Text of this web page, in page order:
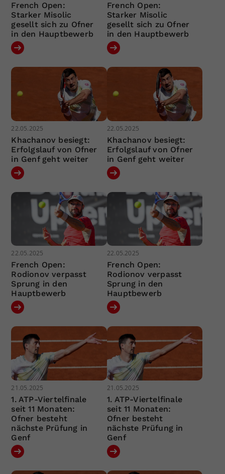
French Open:
Starker Misolic
gesellt sich zu Ofner
in den Hauptbewerb
French Open:
Starker Misolic
gesellt sich zu Ofner
in den Hauptbewerb
22.05.2025
Khachanov besiegt:
Erfolgslauf von Ofner
in Genf geht weiter
22.05.2025
Khachanov besiegt:
Erfolgslauf von Ofner
in Genf geht weiter
22.05.2025
French Open:
Rodionov verpasst
Sprung in den
Hauptbewerb
22.05.2025
French Open:
Rodionov verpasst
Sprung in den
Hauptbewerb
21.05.2025
1. ATP-Viertelfinale
seit 11 Monaten:
Ofner besteht
nächste Prüfung in
Genf
21.05.2025
1. ATP-Viertelfinale
seit 11 Monaten:
Ofner besteht
nächste Prüfung in
Genf